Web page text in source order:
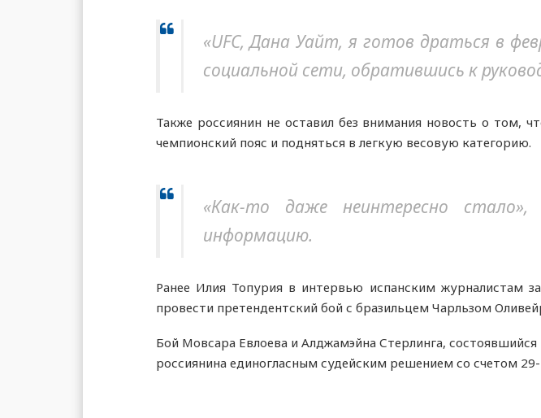
«UFC, Дана Уайт, я готов драться в
социальной сети, обратившись к
Также россиянин не оставил без внимания новость о том,
чемпионский пояс и подняться в легкую весовую категорию.
«Как-то даже неинтересно стало»,
информацию.
Ранее Илия Топурия в интервью испанским журналистам
провести претендентский бой с бразильцем Чарльзом
Бой Мовсара Евлоева и Алджамэйна Стерлинга,
россиянина единогласным судейским решением со счетом